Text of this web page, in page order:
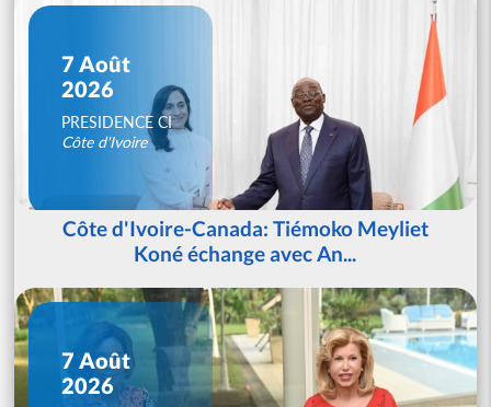
7 Août
2026
PRESIDENCE CI
Côte d'Ivoire
Côte d'Ivoire-Canada: Tiémoko Meyliet
Koné échange avec An...
7 Août
2026